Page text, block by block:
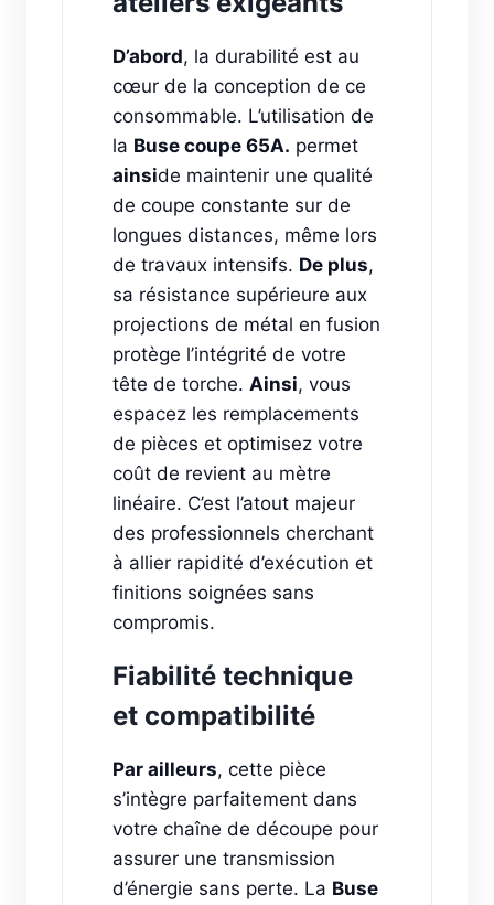
D’abord, la durabilité est au
cœur de la conception de ce
consommable. L’utilisation de
la Buse coupe 65A. permet
ainside maintenir une qualité
de coupe constante sur de
longues distances, même lors
de travaux intensifs. De plus,
sa résistance supérieure aux
projections de métal en fusion
protège l’intégrité de votre
tête de torche. Ainsi, vous
espacez les remplacements
de pièces et optimisez votre
coût de revient au mètre
linéaire. C’est l’atout majeur
des professionnels cherchant
à allier rapidité d’exécution et
finitions soignées sans
compromis.
Fiabilité technique
et compatibilité
Par ailleurs, cette pièce
s’intègre parfaitement dans
votre chaîne de découpe pour
assurer une transmission
d’énergie sans perte. La Buse